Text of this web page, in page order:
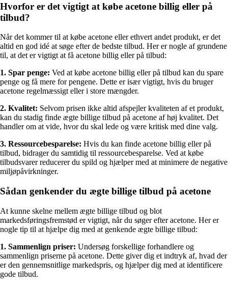
Hvorfor er det vigtigt at købe acetone billig eller på
tilbud?
Når det kommer til at købe acetone eller ethvert andet produkt, er det
altid en god idé at søge efter de bedste tilbud. Her er nogle af grundene
til, at det er vigtigt at få acetone billig eller på tilbud:
1. Spar penge: Ved at købe acetone billig eller på tilbud kan du spare
penge og få mere for pengene. Dette er især vigtigt, hvis du bruger
acetone regelmæssigt eller i store mængder.
2. Kvalitet: Selvom prisen ikke altid afspejler kvaliteten af et produkt,
kan du stadig finde ægte billige tilbud på acetone af høj kvalitet. Det
handler om at vide, hvor du skal lede og være kritisk med dine valg.
3. Ressourcebesparelse: Hvis du kan finde acetone billig eller på
tilbud, bidrager du samtidig til ressourcebesparelse. Ved at købe
tilbudsvarer reducerer du spild og hjælper med at minimere de negative
miljøpåvirkninger.
Sådan genkender du ægte billige tilbud på acetone
At kunne skelne mellem ægte billige tilbud og blot
markedsføringsfremstød er vigtigt, når du søger efter acetone. Her er
nogle tip til at hjælpe dig med at genkende ægte billige tilbud:
1. Sammenlign priser: Undersøg forskellige forhandlere og
sammenlign priserne på acetone. Dette giver dig et indtryk af, hvad der
er den gennemsnitlige markedspris, og hjælper dig med at identificere
gode tilbud.